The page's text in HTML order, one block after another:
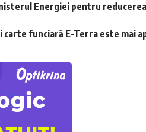
Energiei pentru
carte funciară E-Terra este mai